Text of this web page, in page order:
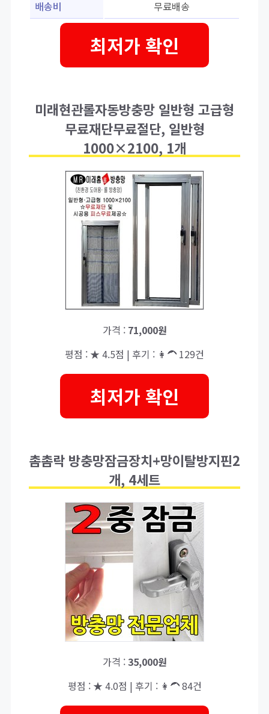
배송비 무료배송
최저가 확인
미래현관롤자동방충망 일반형 고급형
무료재단무료절단, 일반형
1000×2100, 1개
가격 : 71,000원
평점 : ★ 4.5점 | 후기 : 👩‍🦱 129건
최저가 확인
촘촘락 방충망잠금장치+망이탈방지핀2
개, 4세트
가격 :35,000원
평점 : ★ 4.0점 | 후기 : 👩‍🦱 84건